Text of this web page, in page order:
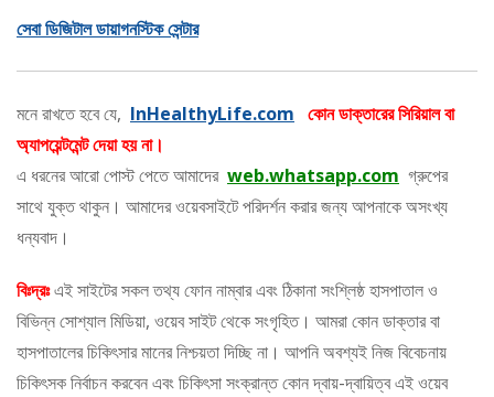
সেবা ডিজিটাল ডায়াগনস্টিক সেন্টার
মনে রাখতে হবে যে, InHealthyLife.com কোন ডাক্তারের সিরিয়াল বা
অ্যাপয়েন্টমেন্ট দেয়া হয় না।
এ ধরনের আরো পোস্ট পেতে আমাদের web.whatsapp.com গ্রুপের
সাথে যুক্ত থাকুন। আমাদের ওয়েবসাইটে পরিদর্শন করার জন্য আপনাকে অসংখ্য
ধন্যবাদ।
বিঃদ্রঃএই সাইটের সকল তথ্য ফোন নাম্বার এবং ঠিকানা সংশ্লিষ্ঠ হাসপাতাল ও
বিভিন্ন সোশ্যাল মিডিয়া, ওয়েব সাইট থেকে সংগৃহিত। আমরা কোন ডাক্তার বা
হাসপাতালের চিকিৎসার মানের নিশ্চয়তা দিচ্ছি না। আপনি অবশ্যই নিজ বিবেচনায়
চিকিৎসক নির্বাচন করবেন এবং চিকিৎসা সংক্রান্ত কোন দ্বায়-দ্বায়িত্ব এই ওয়েব